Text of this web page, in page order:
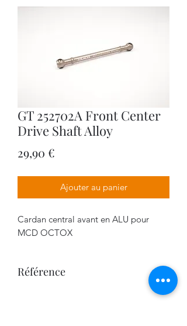
GT 252702A Front Center
Drive Shaft Alloy
29,90 €
Ajouter au panier
Cardan central avant en ALU pour
MCD OCTOX
Référence